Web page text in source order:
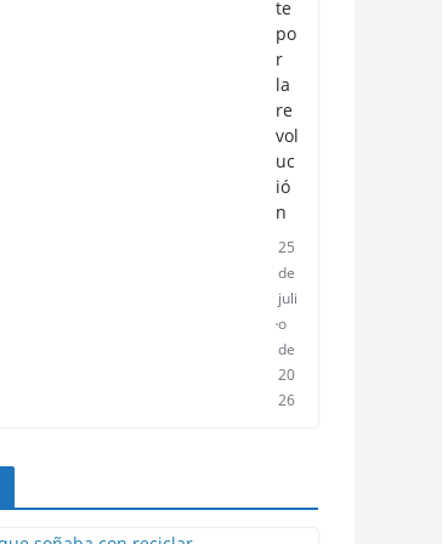
te
po
r
la
re
vol
uc
ió
n
25
de
juli
o
de
20
26